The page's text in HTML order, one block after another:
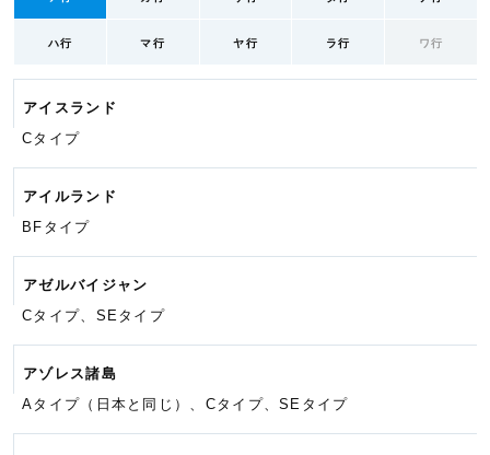
ハ行 マ行 ヤ行 ラ行 ワ行
アイスランド
Cタイプ
アイルランド
BFタイプ
アゼルバイジャン
Cタイプ、SEタイプ
アゾレス諸島
Aタイプ（日本と同じ）、Cタイプ、SEタイプ